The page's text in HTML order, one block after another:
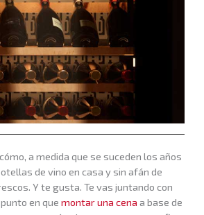
a medida que se suceden los años
de vino en casa y sin afán de
Y te gusta. Te vas juntando con
en que montar una cena a base de